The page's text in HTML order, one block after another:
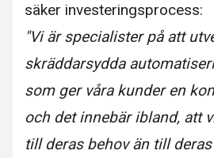
säker investeringsprocess:
"Vi är specialister på att
skräddarsydda
som ger våra kunder en
och det innebär ibland, att
till deras behov än till